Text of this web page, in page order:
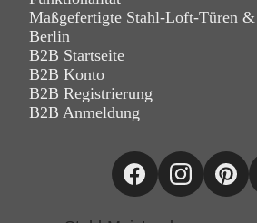
Maßgefertigte Stahl-Loft-Türen
Berlin
B2B Startseite
B2B Konto
B2B Registrierung
B2B Anmeldung